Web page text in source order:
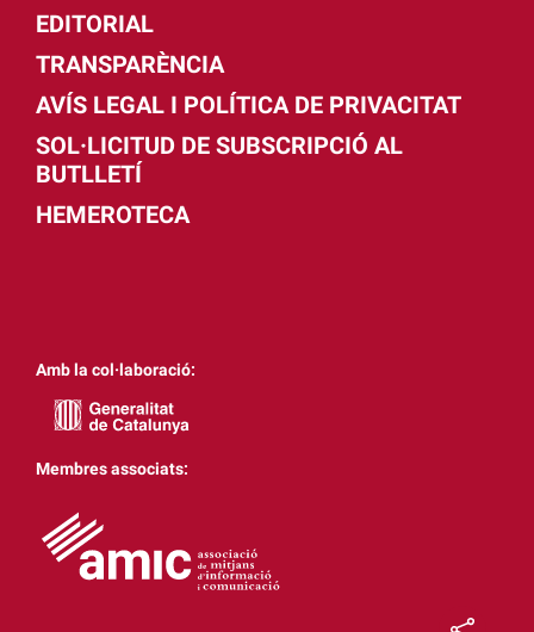
EDITORIAL
TRANSPARÈNCIA
AVÍS LEGAL I POLÍTICA DE PRIVACITAT
SOL·LICITUD DE SUBSCRIPCIÓ AL
BUTLLETÍ
HEMEROTECA
Amb la col·laboració:
Membres associats: